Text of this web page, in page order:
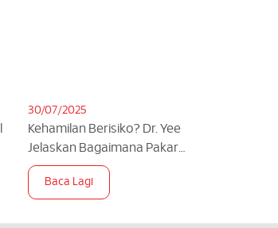
30/07/2025
Kehamilan Berisiko? Dr. Yee
Jelaskan Bagaimana Pakar
Neonatalogi Boleh Bantu
Anda! | theAsianparent
Baca Lagi